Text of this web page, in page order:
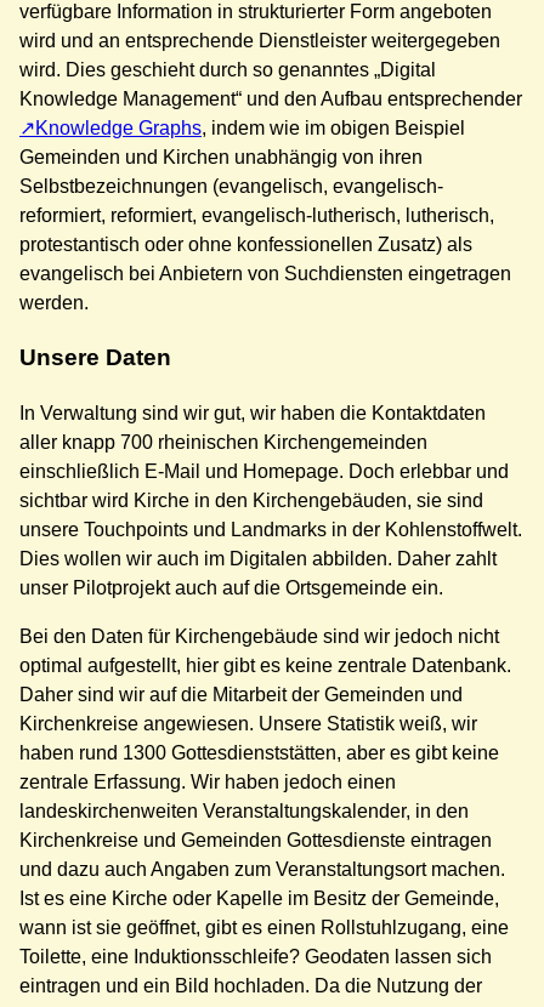
verfügbare Information in strukturierter Form angeboten
wird und an entsprechende Dienstleister weitergegeben
wird. Dies geschieht durch so genanntes „Digital
Knowledge Management“ und den Aufbau entsprechender
Knowledge Graphs, indem wie im obigen Beispiel
Gemeinden und Kirchen unabhängig von ihren
Selbstbezeichnungen (evangelisch, evangelisch-
reformiert, reformiert, evangelisch-lutherisch, lutherisch,
protestantisch oder ohne konfessionellen Zusatz) als
evangelisch bei Anbietern von Suchdiensten eingetragen
werden.
Unsere Daten
In Verwaltung sind wir gut, wir haben die Kontaktdaten
aller knapp 700 rheinischen Kirchengemeinden
einschließlich E-Mail und Homepage. Doch erlebbar und
sichtbar wird Kirche in den Kirchengebäuden, sie sind
unsere Touchpoints und Landmarks in der Kohlenstoffwelt.
Dies wollen wir auch im Digitalen abbilden. Daher zahlt
unser Pilotprojekt auch auf die Ortsgemeinde ein.
Bei den Daten für Kirchengebäude sind wir jedoch nicht
optimal aufgestellt, hier gibt es keine zentrale Datenbank.
Daher sind wir auf die Mitarbeit der Gemeinden und
Kirchenkreise angewiesen. Unsere Statistik weiß, wir
haben rund 1300 Gottesdienststätten, aber es gibt keine
zentrale Erfassung. Wir haben jedoch einen
landeskirchenweiten Veranstaltungskalender, in den
Kirchenkreise und Gemeinden Gottesdienste eintragen
und dazu auch Angaben zum Veranstaltungsort machen.
Ist es eine Kirche oder Kapelle im Besitz der Gemeinde,
wann ist sie geöffnet, gibt es einen Rollstuhlzugang, eine
Toilette, eine Induktionsschleife? Geodaten lassen sich
eintragen und ein Bild hochladen. Da die Nutzung der